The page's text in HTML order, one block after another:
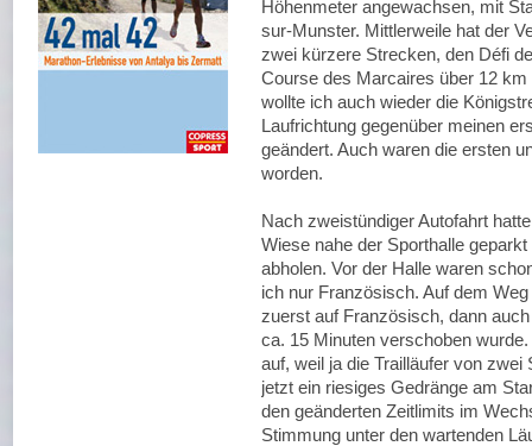
Höhenmeter angewachsen, mit
sur-Munster. Mittlerweile hat der
zwei kürzere Strecken, den Défi
Course des Marcaires über 12 km
wollte ich auch wieder die
Laufrichtung gegenüber meinen
geändert. Auch waren die ersten
worden.
Nach zweistündiger Autofahrt
Wiese nahe der Sporthalle
abholen. Vor der Halle waren
ich nur Französisch. Auf dem
zuerst auf Französisch, dann
ca. 15 Minuten verschoben
auf, weil ja die Trailläufer von
jetzt ein riesiges Gedränge am
den geänderten Zeitlimits im
Stimmung unter den wartenden